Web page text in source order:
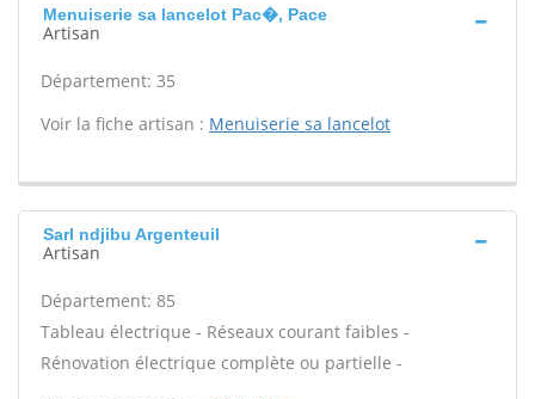
Menuiserie sa lancelot Pac�, Pace
Artisan
Département: 35
Voir la fiche artisan : Menuiserie sa lancelot
Sarl ndjibu Argenteuil
Artisan
Département: 85
Tableau électrique - Réseaux courant faibles -
Rénovation électrique complète ou partielle -